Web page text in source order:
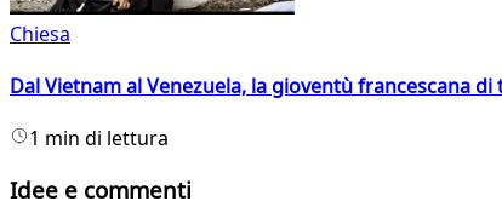
Chiesa
Dal Vietnam al Venezuela, la gioventù francescana
1 min di lettura
Idee e commenti